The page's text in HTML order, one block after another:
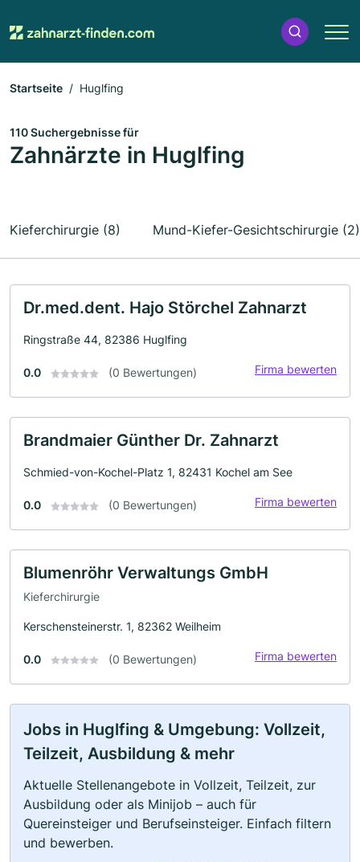
Startseite Huglfing
110 Suchergebnisse für
Zahnärzte in Huglfing
Kieferchirurgie (8) Mund-Kiefer-Gesichtschirurgie (2)
Dr.med.dent. Hajo Störchel Zahnarzt
Ringstraße 44, 82386 Huglfing
0.0 (0 Bewertungen) Firma bewerten
Brandmaier Günther Dr. Zahnarzt
Schmied-von-Kochel-Platz 1, 82431 Kochel am See
0.0 (0 Bewertungen) Firma bewerten
Blumenröhr Verwaltungs GmbH
Kieferchirurgie
Kerschensteinerstr. 1, 82362 Weilheim
0.0 (0 Bewertungen) Firma bewerten
Jobs in Huglfing & Umgebung: Vollzeit,
Teilzeit, Ausbildung & mehr
Aktuelle Stellenangebote in Vollzeit, Teilzeit, zur
Ausbildung oder als Minijob – auch für
Quereinsteiger und Berufseinsteiger. Einfach filtern
und bewerben.